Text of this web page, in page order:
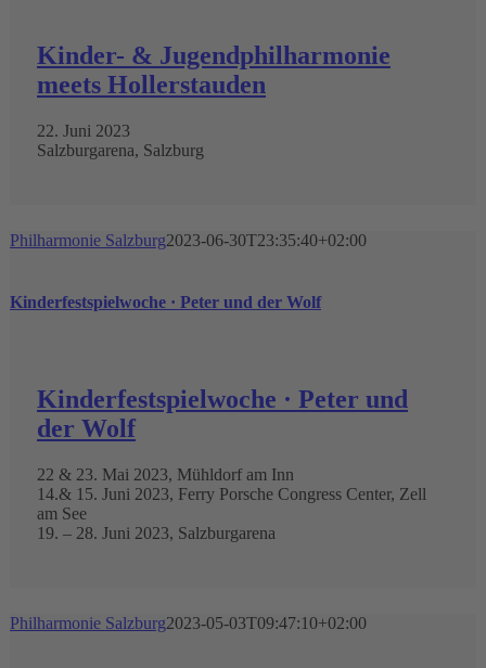
Kinder- & Jugendphilharmonie
meets Hollerstauden
22. Juni 2023
Salzburgarena, Salzburg
Philharmonie Salzburg2023-06-30T23:35:40+02:00
Kinderfestspielwoche · Peter und der Wolf
Kinderfestspielwoche · Peter und
der Wolf
22 & 23. Mai 2023, Mühldorf am Inn
14.& 15. Juni 2023, Ferry Porsche Congress Center, Zell
am See
19. – 28. Juni 2023, Salzburgarena
Philharmonie Salzburg2023-05-03T09:47:10+02:00